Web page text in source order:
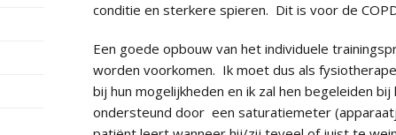
conditie en sterkere spieren. Dit is voor de
Een goede opbouw van het individuele
worden voorkomen. Ik moet dus als
bij hun mogelijkheden en ik zal hen begeleiden
ondersteund door een saturatiemeter